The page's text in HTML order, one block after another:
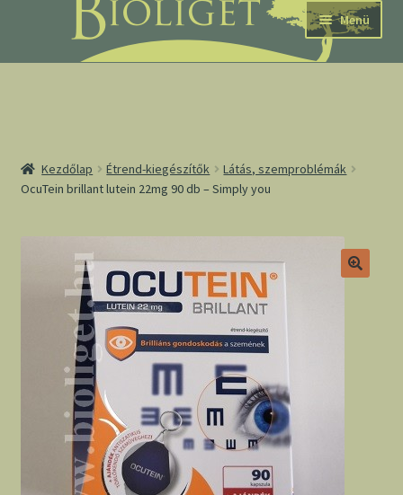
navigációhoz
tartalomba
Menü
Kezdőlap Étrend-kiegészítők
Látás, szemproblémák
OcuTein brillant lutein 22mg 90 db – Simply you